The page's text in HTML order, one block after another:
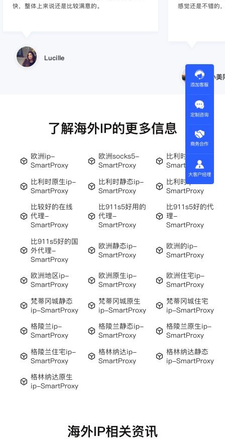
感觉还是不错的，非常推荐身边的同行使用。
小美同学
商，不是断网就
王伟
了解海外IP的更多信息
欧洲ip-
SmartProxy
欧洲socks5-
SmartProxy
比利时住宅ip-
SmartProxy
比利时原生ip-
SmartProxy
比利时静态ip-
SmartProxy
比利时ip-
SmartProxy
比较好的在线
代理-
SmartProxy
比911s5好用的
代理-
SmartProxy
比911s5好的代
理-
SmartProxy
比911s5好的国
外代理-
SmartProxy
欧洲静态ip-
SmartProxy
欧洲的ip-
SmartProxy
欧洲地区ip-
SmartProxy
欧洲原生ip-
SmartProxy
欧洲住宅ip-
SmartProxy
梵蒂冈城静态
ip-SmartProxy
梵蒂冈城原生
ip-SmartProxy
梵蒂冈城住宅
ip-SmartProxy
格陵兰ip-
SmartProxy
格陵兰静态ip-
SmartProxy
格陵兰原生ip-
SmartProxy
格陵兰住宅ip-
SmartProxy
格林纳达ip-
SmartProxy
格林纳达静态
ip-SmartProxy
格林纳达原生
ip-SmartProxy
海外IP相关资讯
添加客服
定制咨询
商务合作
大客户经理